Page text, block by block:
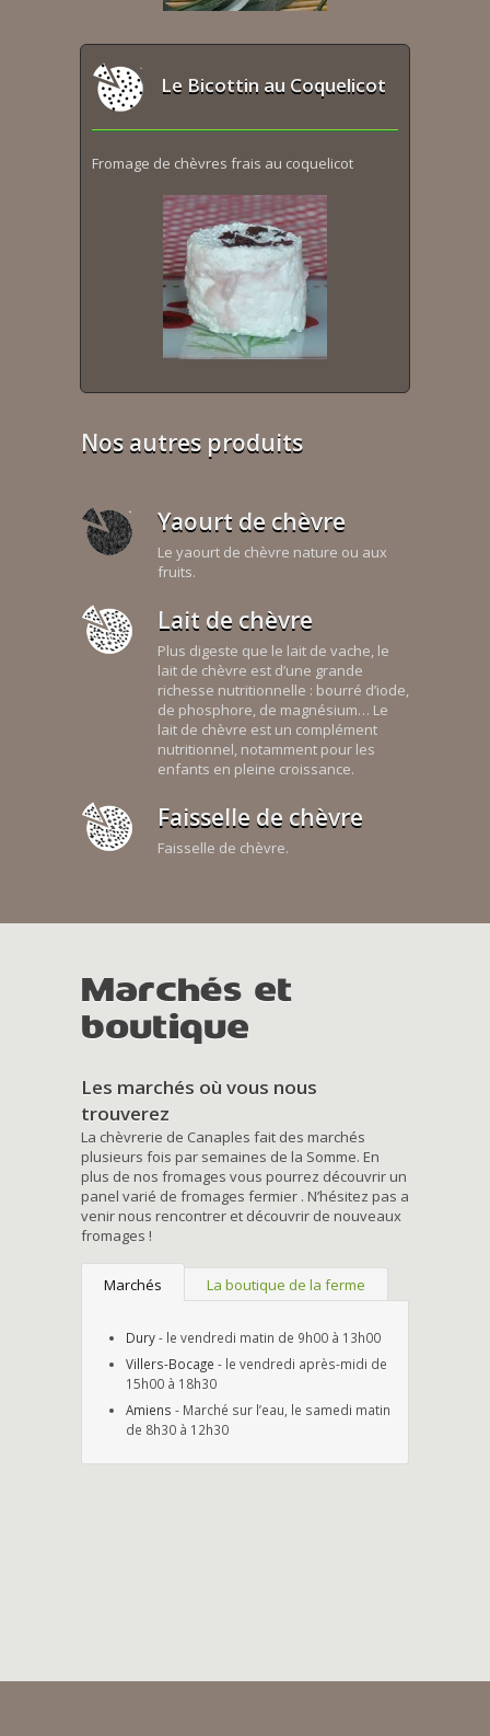
Le Bicottin au Coquelicot
Fromage de chèvres frais au coquelicot
Nos autres produits
Yaourt de chèvre
Le yaourt de chèvre nature ou aux
fruits.
Lait de chèvre
Plus digeste que le lait de vache, le
lait de chèvre est d’une grande
richesse nutritionnelle : bourré d’iode,
de phosphore, de magnésium… Le
lait de chèvre est un complément
nutritionnel, notamment pour les
enfants en pleine croissance.
Faisselle de chèvre
Faisselle de chèvre.
Marchés et
boutique
Les marchés où vous nous
trouverez
La chèvrerie de Canaples fait des marchés
plusieurs fois par semaines de la Somme. En
plus de nos fromages vous pourrez découvrir un
panel varié de fromages fermier . N’hésitez pas a
venir nous rencontrer et découvrir de nouveaux
fromages !
Marchés La boutique de la ferme
Dury- le vendredi matin de 9h00 à 13h00
Villers-Bocage - le vendredi après-midi de
15h00 à 18h30
Amiens - Marché sur l’eau, le samedi matin
de 8h30 à 12h30